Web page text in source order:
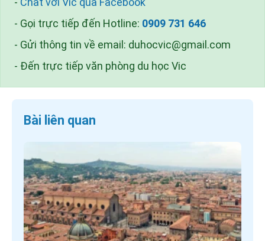
- Gọi trực tiếp đến Hotline: 0909 731 646
- Gửi thông tin về email: duhocvic@gmail.com
- Đến trực tiếp văn phòng du học Vic
Bài liên quan